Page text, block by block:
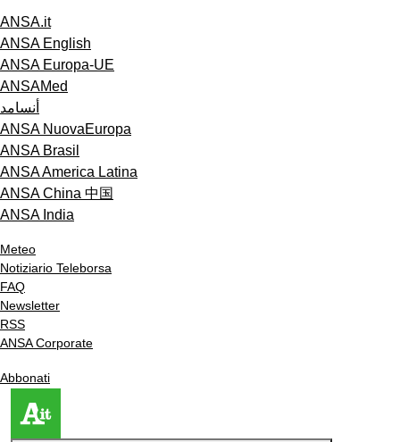
ANSA.it
ANSA English
ANSA Europa-UE
ANSAMed
أنسامد
ANSA NuovaEuropa
ANSA Brasil
ANSA America Latina
ANSA China 中国
ANSA India
Meteo
Notiziario Teleborsa
FAQ
Newsletter
RSS
ANSA Corporate
Abbonati